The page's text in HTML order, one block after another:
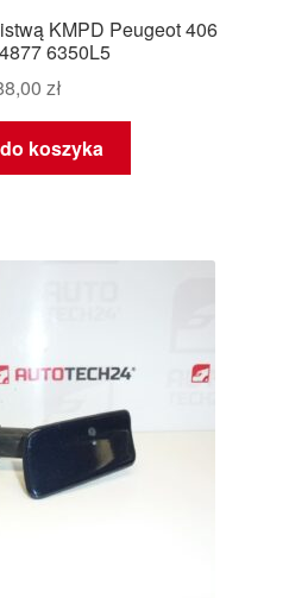
KMPD Peugeot 406
6350L5
zł
koszyka